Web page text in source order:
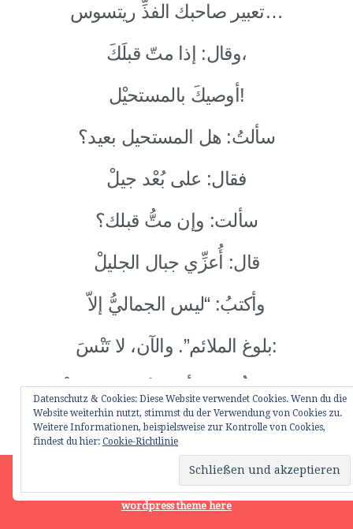
تعبير صاحبك الفذِّ ريتسوس…
وقال: إذا متّ قبلَكَ،
أوصيكَ بالمستحيْل!
سألتُ: هل المستحيل بعيد؟
فقال: على بُعْد جيلْ
سألت: وإن متُّ قبلك؟
قال: أُعزِّي جبال الجليلْ
وأكتبُ: “ليس الجماليُّ إلاّ
بلوغ الملائم”. والآن، لا تَنْسَ:
إن متُّ قبلك أوصيكَ بالمستحيلْ!
عندما زُرْتُهُ في سَدُومَ الجديدةِ،
في عام ألفين واثنين، كان يُقاوم
Datenschutz & Cookies: Diese Website verwendet Cookies. Wenn du die
Website weiterhin nutzt, stimmst du der Verwendung von Cookies zu.
Weitere Informationen, beispielsweise zur Kontrolle von Cookies,
findest du hier: Cookie-Richtlinie
Site is using a trial version of the theme. Please enter your
purchase code in theme settings to activate it orpurchase this
wordpress theme here